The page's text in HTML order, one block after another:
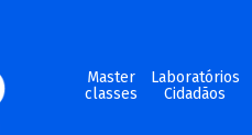
Master
classes
Laboratórios
Cidadãos